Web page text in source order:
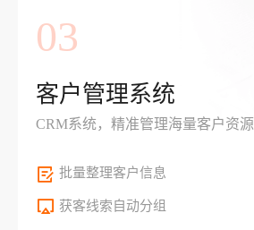
03
客户管理系统
CRM系统，精准管理海量客户资源
批量整理客户信息
获客线索自动分组